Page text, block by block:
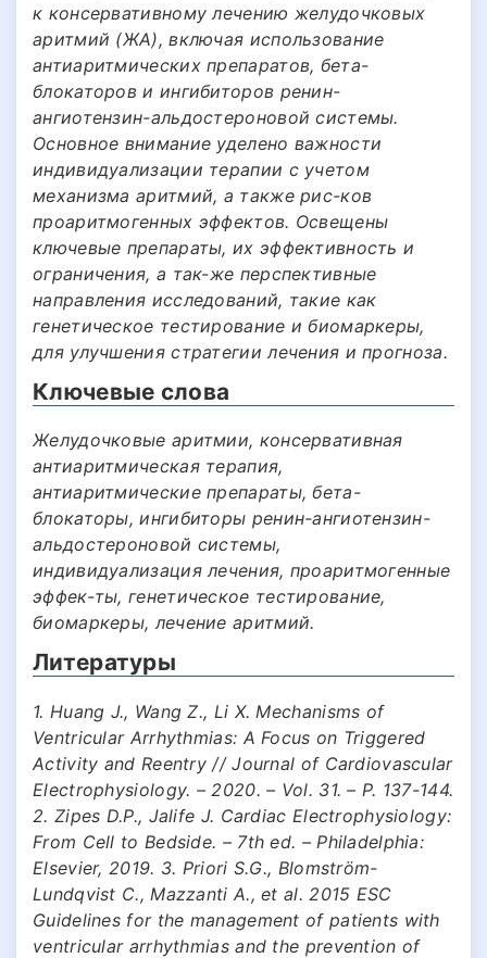
к консервативному лечению желудочковых
аритмий (ЖА), включая использование
антиаритмических препаратов, бета-
блокаторов и ингибиторов ренин-
ангиотензин-альдостероновой системы.
Основное внимание уделено важности
индивидуализации терапии с учетом
механизма аритмий, а также рис-ков
проаритмогенных эффектов. Освещены
ключевые препараты, их эффективность и
ограничения, а так-же перспективные
направления исследований, такие как
генетическое тестирование и биомаркеры,
для улучшения стратегии лечения и прогноза.
Ключевые слова
Желудочковые аритмии, консервативная
антиаритмическая терапия,
антиаритмические препараты, бета-
блокаторы, ингибиторы ренин-ангиотензин-
альдостероновой системы,
индивидуализация лечения, проаритмогенные
эффек-ты, генетическое тестирование,
биомаркеры, лечение аритмий.
Литературы
1. Huang J., Wang Z., Li X. Mechanisms of
Ventricular Arrhythmias: A Focus on Triggered
Activity and Reentry // Journal of Cardiovascular
Electrophysiology. – 2020. – Vol. 31. – P. 137-144.
2. Zipes D.P., Jalife J. Cardiac Electrophysiology:
From Cell to Bedside. – 7th ed. – Philadelphia:
Elsevier, 2019. 3. Priori S.G., Blomström-
Lundqvist C., Mazzanti A., et al. 2015 ESC
Guidelines for the management of patients with
ventricular arrhythmias and the prevention of